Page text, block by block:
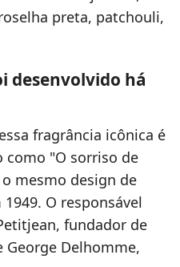
preta, patchouli,
desenvolvido há
fragrância icônica é
como "O sorriso de
mesmo design de
O responsável
fundador de
George Delhomme,